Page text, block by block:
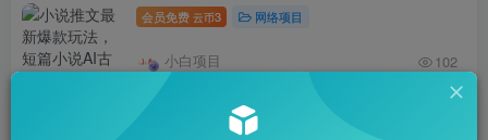
会员免费 云币3 网络项目
小白项目 102
小说推文收益10W+私董会大佬分享，虐文40秒番茄小说玩法